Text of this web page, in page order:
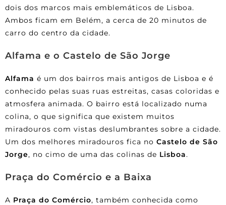
dois dos marcos mais emblemáticos de Lisboa.
Ambos ficam em Belém, a cerca de 20 minutos de
carro do centro da cidade.
Alfama e o Castelo de São Jorge
Alfama é um dos bairros mais antigos de Lisboa e é
conhecido pelas suas ruas estreitas, casas coloridas e
atmosfera animada. O bairro está localizado numa
colina, o que significa que existem muitos
miradouros com vistas deslumbrantes sobre a cidade.
Um dos melhores miradouros fica no Castelo de São
Jorge, no cimo de uma das colinas de Lisboa.
Praça do Comércio e a Baixa
A Praça do Comércio, também conhecida como